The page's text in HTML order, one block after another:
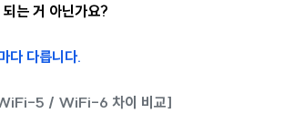
는 거 아닌가요?
다 다릅니다.
5 / WiFi-6 차이 비교]